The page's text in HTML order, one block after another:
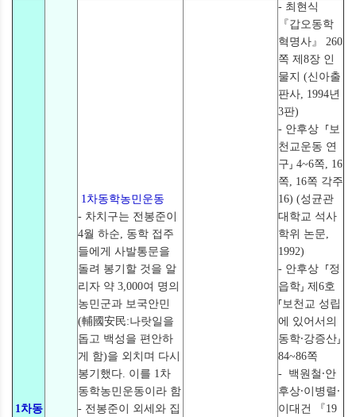
1차동
1차동학농민운동
- 차치구는 전봉준이
4월 하순, 동학 접주
들에게 사발통문을
돌려 봉기할 것을 알
리자 약 3,000여 명의
농민군과 보국안민
(輔國安民:나랏일을
돕고 백성을 편안하
게 함)을 외치며 다시
봉기했다. 이를 1차
동학농민운동이라 함
- 전봉준이 외세와 집
- 최현식
『갑오동학
혁명사』 260
쪽 제8장 인
물지 (신아출
판사, 1994년
3판)
- 안후상 ⸢보
천교운동 연
구⸥ 4~6쪽, 16
쪽, 16쪽 각주
16) (성균관
대학교 석사
학위 논문,
1992)
- 안후상 ⸢정
읍학⸥ 제6호
⸢보천교 성립
에 있어서의
동학⸱강증산⸥
84~86쪽
- 백원철⸱안
후상⸱이병렬⸱
이대건 『19